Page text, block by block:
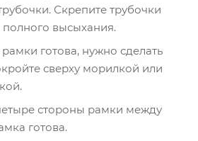
Скрепите трубочки
высыхания.
готова, нужно сделать
сверху морилкой или
стороны рамки между
готова.